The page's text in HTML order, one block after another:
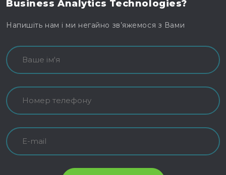
Business Analytics Technologies?
Напишіть нам і ми негайно зв’яжемося з Вами